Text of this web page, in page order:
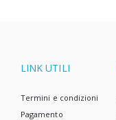
LINK UTILI
Termini e condizioni
Pagamento